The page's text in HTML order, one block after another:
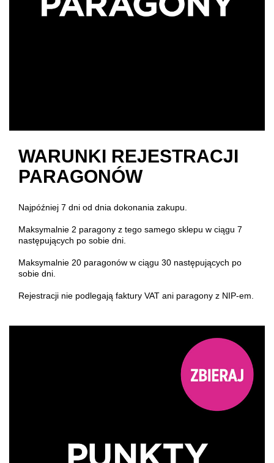
WARUNKI REJESTRACJI
PARAGONÓW
Najpóźniej 7 dni od dnia dokonania zakupu.
Maksymalnie 2 paragony z tego samego sklepu w ciągu 7
następujących po sobie dni.
Maksymalnie 20 paragonów w ciągu 30 następujących po
sobie dni.
Rejestracji nie podlegają faktury VAT ani paragony z NIP-em.